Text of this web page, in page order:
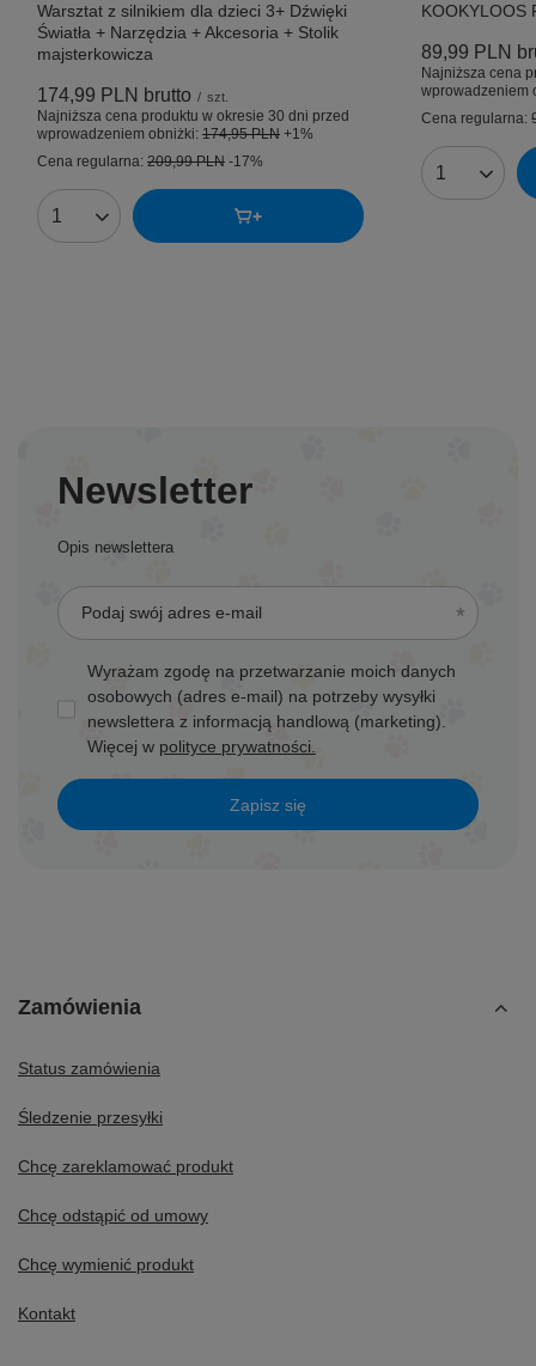
Warsztat z silnikiem dla dzieci 3+ Dźwięki
Światła + Narzędzia + Akcesoria + Stolik
majsterkowicza
174,99 PLN brutto / szt.
Najniższa cena produktu w okresie 30 dni przed
wprowadzeniem obniżki: 174,95 PLN +1%
Cena regularna: 209,99 PLN -17%
Ilość produktów
KOOKYLOOS
89,99 PLN
Najniższa cena
wprowadzeniem
Cena regularna:
Ilość
Newsletter
Opis newslettera
Podaj swój adres e-mail
Wyrażam zgodę na przetwarzanie moich danych
osobowych (adres e-mail) na potrzeby wysyłki
newslettera z informacją handlową (marketing).
Więcej w polityce prywatności.
Zapisz się
Zamówienia
Status zamówienia
Śledzenie przesyłki
Chcę zareklamować produkt
Chcę odstąpić od umowy
Chcę wymienić produkt
Kontakt